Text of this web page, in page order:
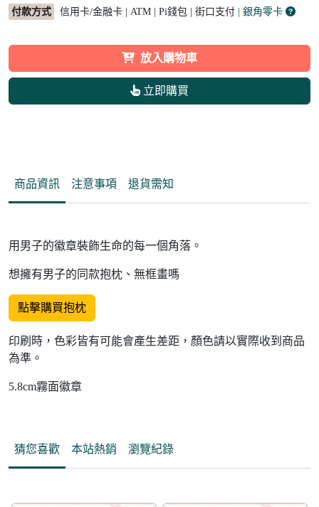
付款方式 信用卡/金融卡 | ATM | Pi錢包 | 街口支付 | 銀角零卡
放入購物車
立即購買
商品資訊 注意事項 退貨需知
用男子的徽章裝飾生命的每一個角落。
想擁有男子的同款抱枕、無框畫嗎
點擊購買抱枕
印刷時，色彩皆有可能會產生差距，顏色請以實際收到商品
為準。
5.8cm霧面徽章
猜您喜歡 本站熱銷 瀏覽紀錄